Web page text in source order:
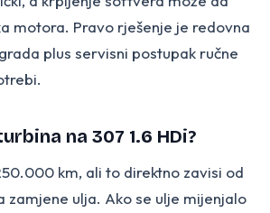
motora. Pravo rješenje je redovna
plus servisni postupak ručne
na 307 1.6 HDi?
km, ali to direktno zavisi od
zamjene ulja. Ako se ulje mijenjalo